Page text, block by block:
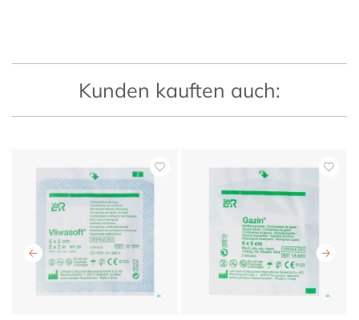
Kunden kauften auch: